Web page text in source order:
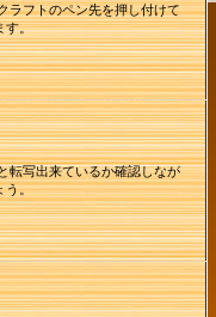
ラフトのペン先を押し付けて
す。
写出来ているか確認しなが
う。